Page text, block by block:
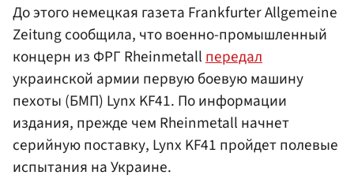
До этого немецкая газета Frankfurter Allgemeine
Zeitung сообщила, что военно-промышленный
концерн из ФРГ Rheinmetallпередал
украинской армии первую боевую машину
пехоты (БМП) Lynx KF41. По информации
издания, прежде чем Rheinmetall начнет
серийную поставку, Lynx KF41 пройдет полевые
испытания на Украине.